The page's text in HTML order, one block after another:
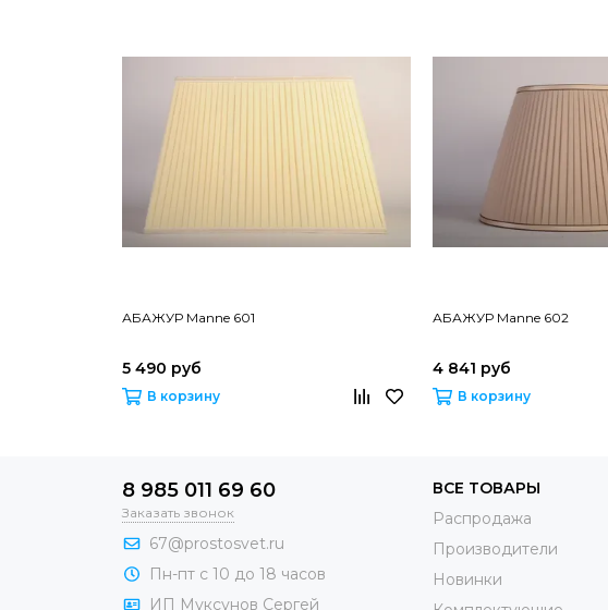
АБАЖУР Manne 601
5 490 руб
В корзину
АБАЖУР Manne 602
4 841 руб
В корзину
8 985 011 69 60
Заказать звонок
67@prostosvet.ru
Пн-пт с 10 до 18 часов
ИП Муксунов Сергей
ВСЕ ТОВАРЫ
Распродажа
Производители
Новинки